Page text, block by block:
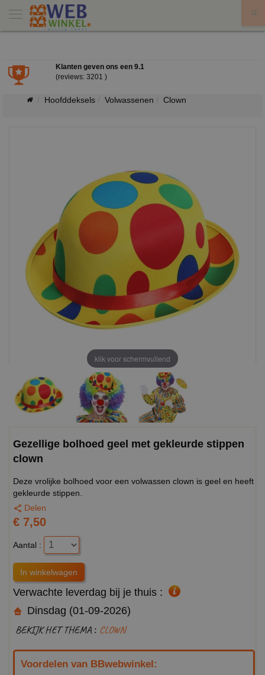
Klanten geven ons een 9.1
(reviews: 3201 )
Hoofddeksels Volwassenen Clown
klik voor schermvullend
Gezellige bolhoed geel met gekleurde stippen
clown
Deze vrolijke bolhoed voor een volwassen clown is geel en heeft
gekleurde stippen.
Delen
€ 7,50
Aantal :
Verwachte leverdag bij je thuis :
Dinsdag (01-09-2026)
BEKIJK HET THEMA : CLOWN
Voordelen van BBwebwinkel: